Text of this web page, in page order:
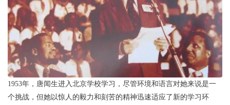
1953年，唐闻生进入北京学校学习，尽管环境和语言对她来说是一
个挑战，但她以惊人的毅力和刻苦的精神迅速适应了新的学习环